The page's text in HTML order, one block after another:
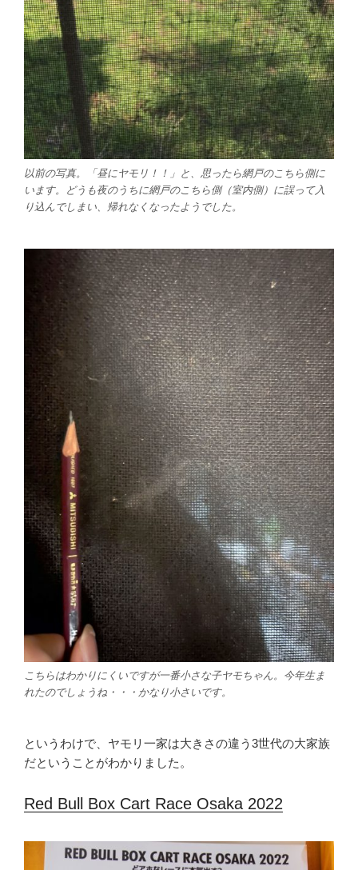
以前の写真。「昼にヤモリ！！」と、思ったら網戸のこちら側に
います。どうも夜のうちに網戸のこちら側（室内側）に誤って入
り込んでしまい、帰れなくなったようでした。
こちらはわかりにくいですが一番小さな子ヤモちゃん。今年生ま
れたのでしょうね・・・かなり小さいです。
というわけで、ヤモリ一家は大きさの違う3世代の大家族
だということがわかりました。
Red Bull Box Cart Race Osaka 2022